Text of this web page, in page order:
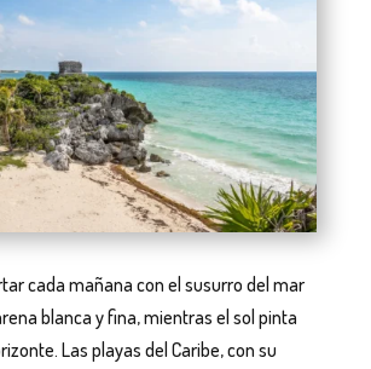
cada mañana con el susurro del mar
blanca y fina, mientras el sol pinta
Las playas del Caribe, con su